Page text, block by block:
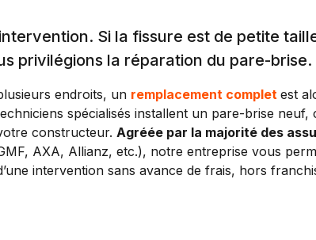
Si la fissure est de petite
privilégions la réparation du pare-brise.
endroits, un remplacement complet est
spécialisés installent un pare-brise
constructeur. Agréée par la majorité des
AXA, Allianz, etc.), notre entreprise vous
intervention sans avance de frais, hors